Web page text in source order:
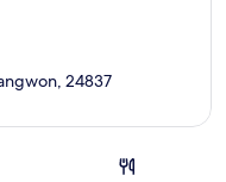
24837